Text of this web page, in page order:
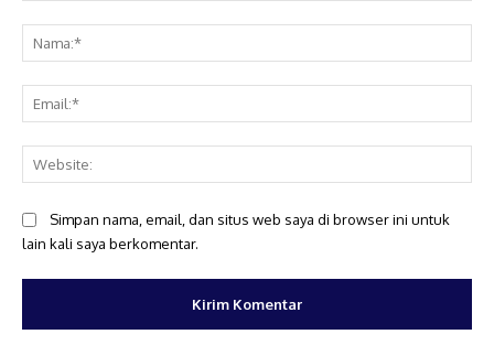
Simpan nama, email, dan situs web saya di browser ini untuk
lain kali saya berkomentar.